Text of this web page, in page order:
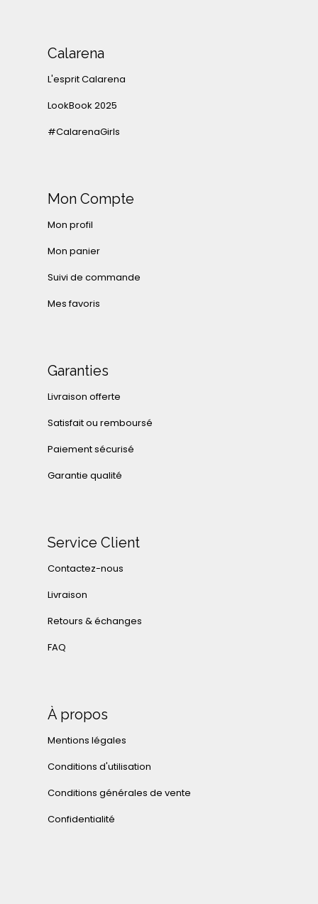
Calarena
L'esprit Calarena
LookBook 2025
#CalarenaGirls
Mon Compte
Mon profil
Mon panier
Suivi de commande
Mes favoris
Garanties
Livraison offerte
Satisfait ou remboursé
Paiement sécurisé
Garantie qualité
Service Client
Contactez-nous
Livraison
Retours & échanges
FAQ
À propos
Mentions légales
Conditions d'utilisation
Conditions générales de vente
Confidentialité